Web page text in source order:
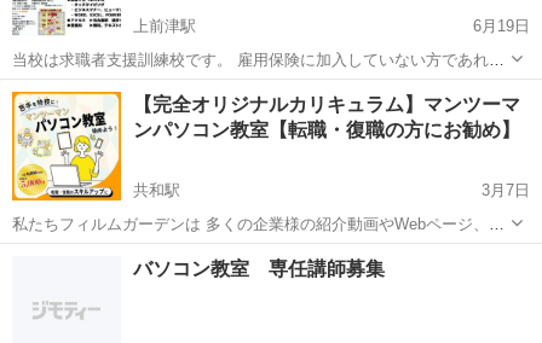
上前津駅
6月19日
当校は求職者支援訓練校です。 雇用保険に加入していない方であれば
誰でも無料で訓練を受講出来ます。 是非、この機会に当校の訓練校を
ご利用下さい。 毎月、様々なコースを募集していますので自分に合っ
たコースを選択する事が出来...
愛知 名古屋市 上前津駅 Windows総合 求職者支援訓練
【完全オリジナルカリキュラム】マンツーマ
ンパソコン教室【転職・復職の方にお勧め】
共和駅
3月7日
私たちフィルムガーデンは 多くの企業様の紹介動画やWebページ、
SNS運用代行などを提案する、動画とWebの制作会社です。 WEB業界
のプロが講師としてWEBや動画の教室を展開している中、 この度熱い
Windows総合 WEB
バソコン教室 専任講師募集